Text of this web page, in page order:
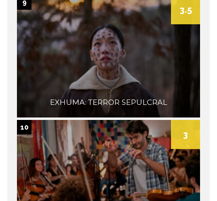
EXHUMA: TERROR SEPULCRAL
3.5
9
3
10